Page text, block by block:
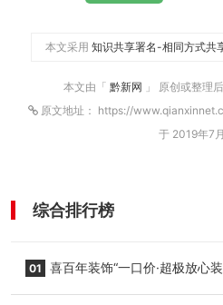
本文采用 知识共享署名-相同方式共
本文由「 黔新网 」 原创或整理
原文地址： https://
于 2019年7
综合排行榜
01 喜百年装饰“一口价·超极放心